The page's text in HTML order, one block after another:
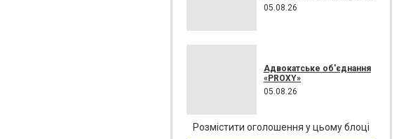
05.08.26
Адвокатське об'єднання
«PROXY»
05.08.26
Розмістити оголошення у цьому блоці